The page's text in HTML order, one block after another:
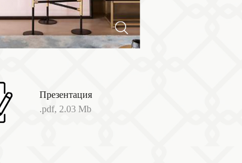
Презентация
.pdf, 2.03 Mb